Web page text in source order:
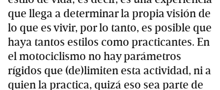
que llega a determinar la propia visión de
lo que es vivir, por lo tanto, es posible que
haya tantos estilos como practicantes. En
el motociclismo no hay parámetros
rígidos que (de)limiten esta actividad, ni a
quien la practica, quizá eso sea parte de